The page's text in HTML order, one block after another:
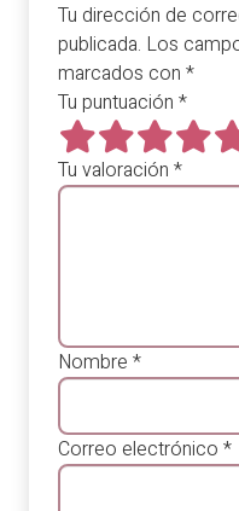
Tu dirección de
publicada. Los
marcados con *
Tu puntuación *
Tu valoración *
Nombre *
Correo electrónico *